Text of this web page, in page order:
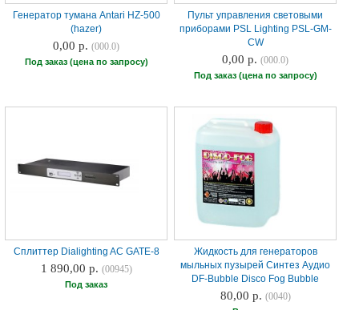
Генератор тумана Antari HZ-500
(hazer)
0,00 р.(000.0)
Под заказ (цена по запросу)
Пульт управления световыми
приборами PSL Lighting PSL-GM-
CW
0,00 р.(000.0)
Под заказ (цена по запросу)
Сплиттер Dialighting AC GATE-8
1 890,00 р. (00945)
Под заказ
Жидкость для генераторов
мыльных пузырей Синтез Аудио
DF-Bubble Disco Fog Bubble
80,00 р. (0040)